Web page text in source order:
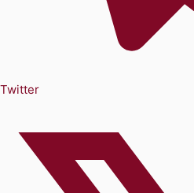
Twitter